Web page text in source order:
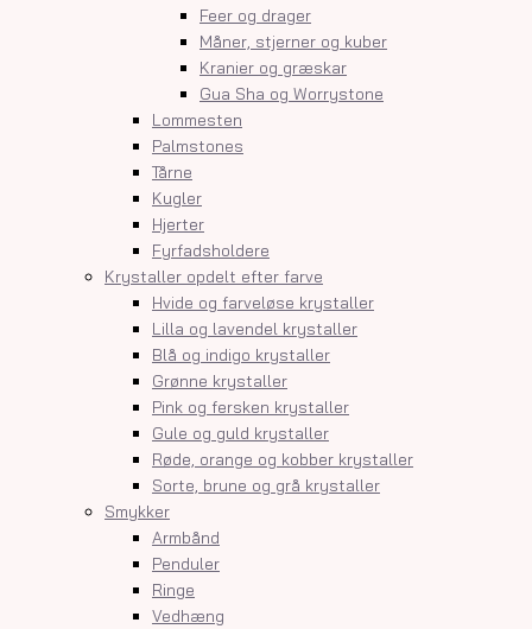
Feer og drager
Måner, stjerner og kuber
Kranier og græskar
Gua Sha og Worrystone
Lommesten
Palmstones
Tårne
Kugler
Hjerter
Fyrfadsholdere
Krystaller opdelt efter farve
Hvide og farveløse krystaller
Lilla og lavendel krystaller
Blå og indigo krystaller
Grønne krystaller
Pink og fersken krystaller
Gule og guld krystaller
Røde, orange og kobber krystaller
Sorte, brune og grå krystaller
Smykker
Armbånd
Penduler
Ringe
Vedhæng